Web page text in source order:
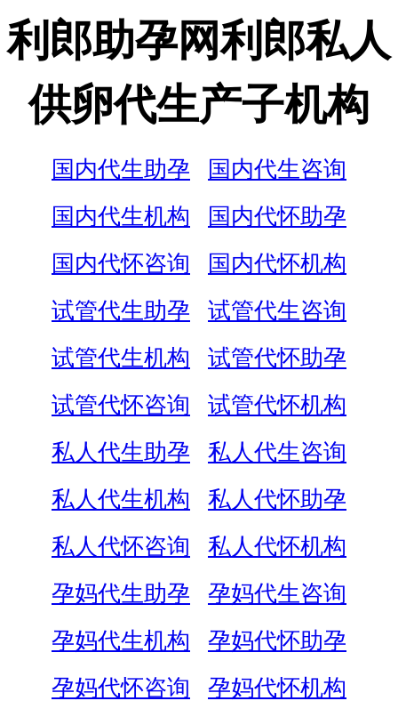
利郎助孕网利郎私人
供卵代生产子机构
国内代生助孕
国内代生咨询
国内代生机构
国内代怀助孕
国内代怀咨询
国内代怀机构
试管代生助孕
试管代生咨询
试管代生机构
试管代怀助孕
试管代怀咨询
试管代怀机构
私人代生助孕
私人代生咨询
私人代生机构
私人代怀助孕
私人代怀咨询
私人代怀机构
孕妈代生助孕
孕妈代生咨询
孕妈代生机构
孕妈代怀助孕
孕妈代怀咨询
孕妈代怀机构